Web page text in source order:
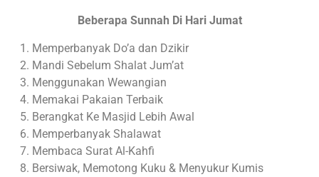
Beberapa Sunnah Di Hari Jumat
Memperbanyak Do’a dan Dzikir
Mandi Sebelum Shalat Jum’at
Menggunakan Wewangian
Memakai Pakaian Terbaik
Berangkat Ke Masjid Lebih Awal
Memperbanyak Shalawat
Membaca Surat Al-Kahfi
Bersiwak, Memotong Kuku & Menyukur Kumis